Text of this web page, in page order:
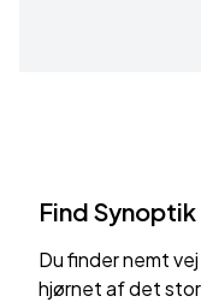
Find Synoptik
Du finder nemt
hjørnet af det